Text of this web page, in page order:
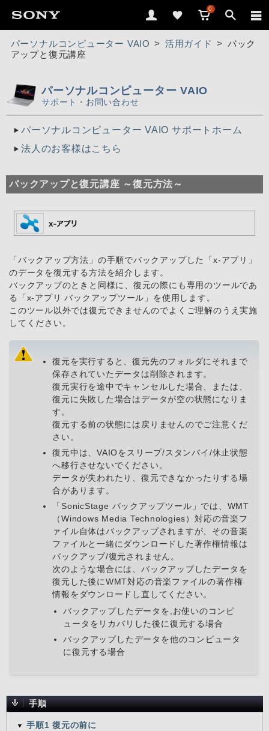
0
パーソナルコンピューター VAIO > 活用ガイド > バック
アップと復元講座
パーソナルコンピューター VAIO
サポート・お問い合わせ
パーソナルコンピューター VAIO サポートホーム
法人のお客様はこちら
バックアップと復元講座 ～復元方法～
「バックアップ方法」の手順でバックアップした「x-アプリ」
のデータを復元する方法を紹介します。
バックアップのときと同様に、復元の際にも専用のツールであ
る「x-アプリ バックアップツール」を使用します。
このツール以外では復元できませんのでよくご理解のうえ実施
してください。
復元を実行すると、復元先のフォルダにそれまで
保存されていたデータは削除されます。
復元実行を途中でキャンセルした場合、または、
復元に失敗した場合はデータが空の状態になりま
す。
復元する前の状態には戻りませんのでご注意くだ
さい。
復元中は、VAIOをスリープ/スタンバイ/休止状態
へ移行させないでください。
データが失われたり、復元できなかったりする場
合があります。
「SonicStage バックアップツール」では、WMT
（Windows Media Technologies）対応の音楽フ
ァイル自体はバックアップされますが、その音楽
ファイルと一緒にダウンロードした著作権情報は
バックアップ/復元されません。
次のような場合には、バックアップしたデータを
復元した後にWMT対応の音楽ファイルの著作権
情報をダウンロードし直してください。
バックアップしたデータを,お使いのコンピ
ュータをリカバリした後に復元する場合
バックアップしたデータを他のコンピュータ
に復元する場合
手順
手順1 復元の前に